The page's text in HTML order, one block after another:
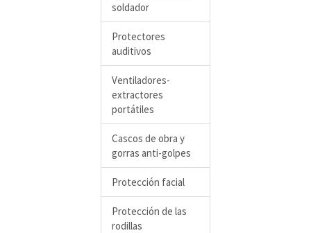
soldador
Protectores
auditivos
Ventiladores-
extractores
portátiles
Cascos de obra y
gorras anti-golpes
Protección facial
Protección de las
rodillas